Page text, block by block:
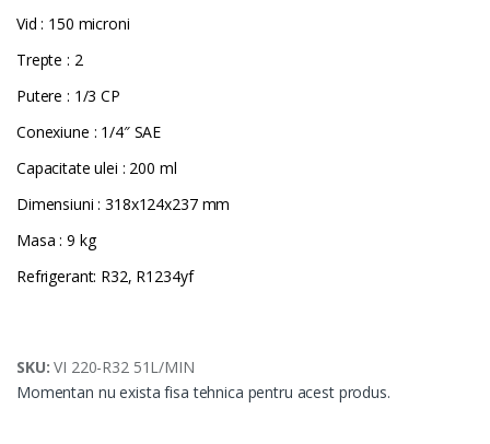
Vid : 150 microni
Trepte : 2
Putere : 1/3 CP
Conexiune : 1/4″ SAE
Capacitate ulei : 200 ml
Dimensiuni : 318x124x237 mm
Masa : 9 kg
Refrigerant: R32, R1234yf
SKU:VI 220-R32 51L/MIN
Momentan nu exista fisa tehnica pentru acest produs.